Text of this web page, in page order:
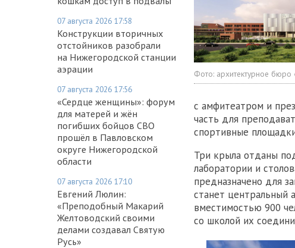
07 августа 2026 17:58
Конструкции вторичных
отстойников разобрали
на Нижегородской станции
аэрации
07 августа 2026 17:56
«Сердце женщины»: форум
для матерей и жён
погибших бойцов СВО
прошёл в Павловском
округе Нижегородской
области
07 августа 2026 17:10
Евгений Люлин:
«Преподобный Макарий
Желтоводский своими
делами создавал Святую
Русь»
Фото: архитектурное
с амфитеатром и
часть для
спортивные
Три крыла отданы
лаборатории и
предназначено для
станет центральный
вместимостью 900
со школой их